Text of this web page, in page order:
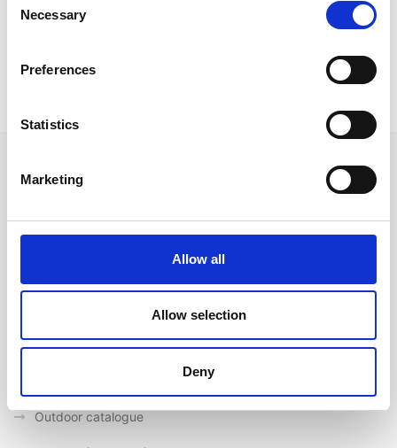
Selection
Necessary
Preferences
Statistics
Marketing
Allow all
Allow selection
Deny
Χώρα:Ιταλία
Ακολουθήστε μας στα κοινωνικά δίκτυα
Γρήγορες συνδέσεις
Ποιοι είμαστε
Επικοινωνία
Outdoor catalogue